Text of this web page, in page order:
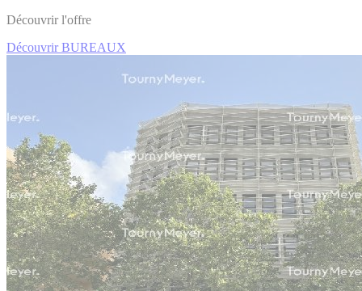
Découvrir l'offre
Découvrir BUREAUX